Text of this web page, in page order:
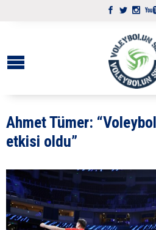
Ahmet Tümer:
etkisi oldu”